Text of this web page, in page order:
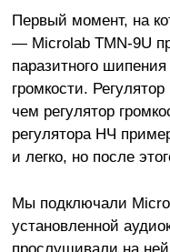
Первый момент, на
— Microlab TMN-9U
паразитного
громкости.
чем регулятор
регулятора НЧ
и легко, но после
Мы подключали
установленной